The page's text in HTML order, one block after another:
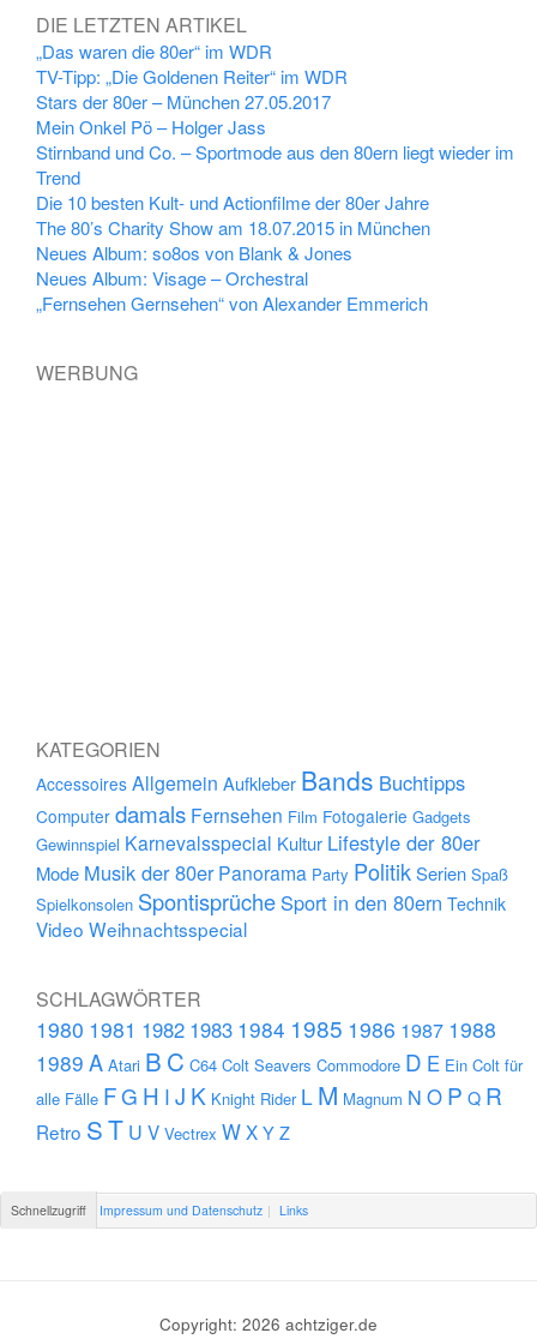
DIE LETZTEN ARTIKEL
„Das waren die 80er“ im WDR
TV-Tipp: „Die Goldenen Reiter“ im WDR
Stars der 80er – München 27.05.2017
Mein Onkel Pö – Holger Jass
Stirnband und Co. – Sportmode aus den 80ern liegt wieder im
Trend
Die 10 besten Kult- und Actionfilme der 80er Jahre
The 80’s Charity Show am 18.07.2015 in München
Neues Album: so8os von Blank & Jones
Neues Album: Visage – Orchestral
„Fernsehen Gernsehen“ von Alexander Emmerich
WERBUNG
KATEGORIEN
Accessoires Allgemein Aufkleber Bands Buchtipps
Computer damals Fernsehen Film Fotogalerie Gadgets
Gewinnspiel Karnevalsspecial Kultur Lifestyle der 80er
Mode Musik der 80er Panorama Party PolitikSerien Spaß
Spielkonsolen Spontisprüche Sport in den 80ern Technik
Video Weihnachtsspecial
SCHLAGWÖRTER
1980 1981 1982 1983 1984 1985 1986 1987 1988
1989 A Atari B C C64 Colt Seavers Commodore D E Ein Colt für
alle Fälle FG H I J K Knight Rider L M Magnum N O P Q R
Retro ST U V Vectrex WXYZ
Schnellzugriff Impressum und Datenschutz Links
Copyright: 2026 achtziger.de